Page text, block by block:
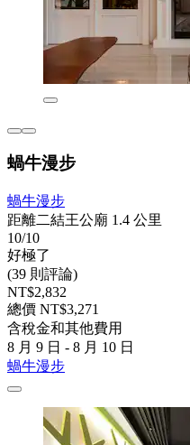
蝸牛漫步
蝸牛漫步
距離二結王公廟 1.4 公里
10/10
好極了
(39 則評論)
NT$2,832
總價 NT$3,271
含稅金和其他費用
8 月 9 日 - 8 月 10 日
蝸牛漫步